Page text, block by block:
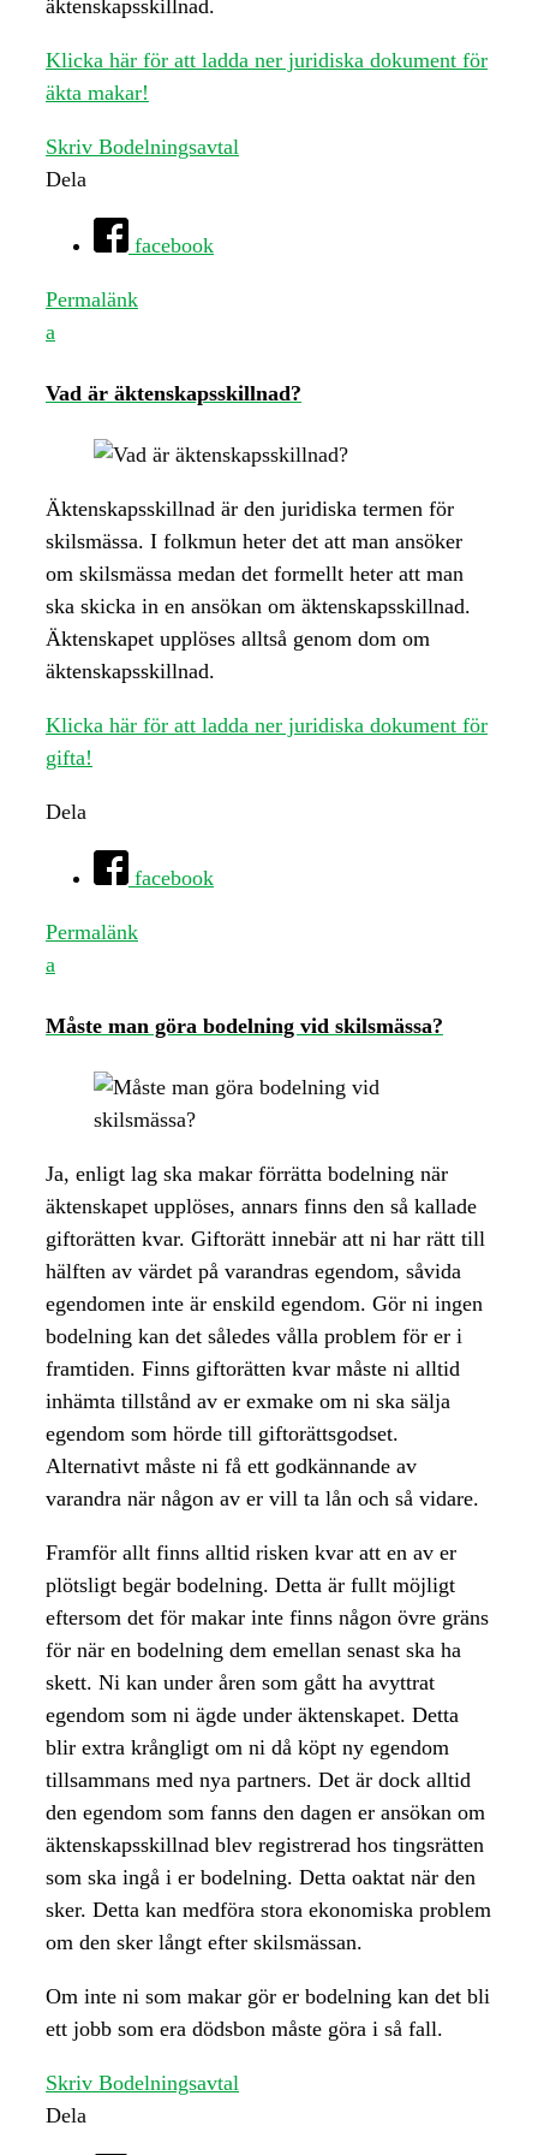
äktenskapsskillnad.
Klicka här för att ladda ner juridiska dokument för
äkta makar!
Skriv Bodelningsavtal
Dela
facebook
Permalänk
a
Vad är äktenskapsskillnad?
Äktenskapsskillnad är den juridiska termen för
skilsmässa. I folkmun heter det att man ansöker
om skilsmässa medan det formellt heter att man
ska skicka in en ansökan om äktenskapsskillnad.
Äktenskapet upplöses alltså genom dom om
äktenskapsskillnad.
Klicka här för att ladda ner juridiska dokument för
gifta!
Dela
facebook
Permalänk
a
Måste man göra bodelning vid skilsmässa?
Ja, enligt lag ska makar förrätta bodelning när
äktenskapet upplöses, annars finns den så kallade
giftorätten kvar. Giftorätt innebär att ni har rätt till
hälften av värdet på varandras egendom, såvida
egendomen inte är enskild egendom. Gör ni ingen
bodelning kan det således vålla problem för er i
framtiden. Finns giftorätten kvar måste ni alltid
inhämta tillstånd av er exmake om ni ska sälja
egendom som hörde till giftorättsgodset.
Alternativt måste ni få ett godkännande av
varandra när någon av er vill ta lån och så vidare.
Framför allt finns alltid risken kvar att en av er
plötsligt begär bodelning. Detta är fullt möjligt
eftersom det för makar inte finns någon övre gräns
för när en bodelning dem emellan senast ska ha
skett. Ni kan under åren som gått ha avyttrat
egendom som ni ägde under äktenskapet. Detta
blir extra krångligt om ni då köpt ny egendom
tillsammans med nya partners. Det är dock alltid
den egendom som fanns den dagen er ansökan om
äktenskapsskillnad blev registrerad hos tingsrätten
som ska ingå i er bodelning. Detta oaktat när den
sker. Detta kan medföra stora ekonomiska problem
om den sker långt efter skilsmässan.
Om inte ni som makar gör er bodelning kan det bli
ett jobb som era dödsbon måste göra i så fall.
Skriv Bodelningsavtal
Dela